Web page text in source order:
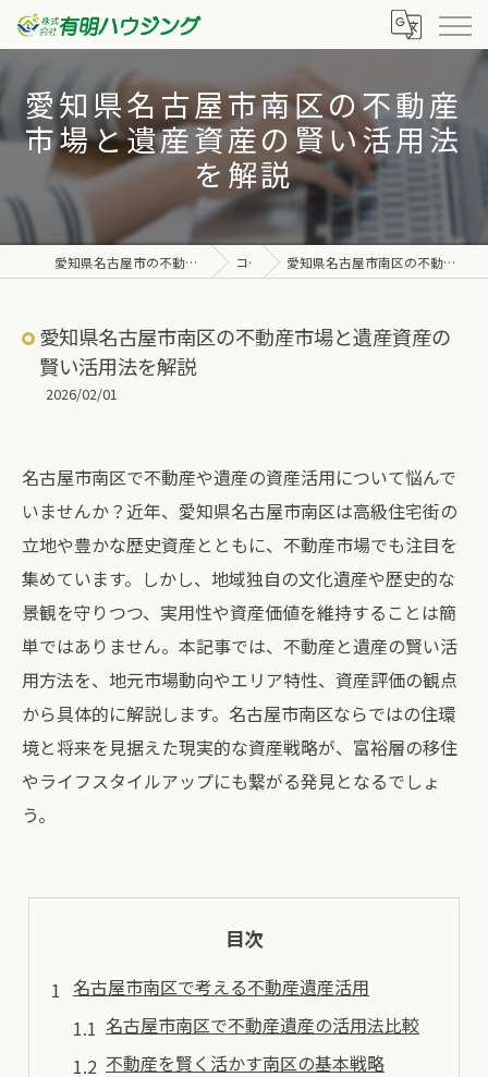
愛知県名古屋市南区の不動産
市場と遺産資産の賢い活用法
を解説
愛知県名古屋市の不動産なら株式会社有明ハウジング コラム 愛知県名古屋市南区の不動産市場と遺産資産の賢い活用法を解説
愛知県名古屋市南区の不動産市場と遺産資産の
賢い活用法を解説
2026/02/01
名古屋市南区で不動産や遺産の資産活用について悩んで
いませんか？近年、愛知県名古屋市南区は高級住宅街の
立地や豊かな歴史資産とともに、不動産市場でも注目を
集めています。しかし、地域独自の文化遺産や歴史的な
景観を守りつつ、実用性や資産価値を維持することは簡
単ではありません。本記事では、不動産と遺産の賢い活
用方法を、地元市場動向やエリア特性、資産評価の観点
から具体的に解説します。名古屋市南区ならではの住環
境と将来を見据えた現実的な資産戦略が、富裕層の移住
やライフスタイルアップにも繋がる発見となるでしょ
う。
目次
名古屋市南区で考える不動産遺産活用
名古屋市南区で不動産遺産の活用法比較
不動産を賢く活かす南区の基本戦略